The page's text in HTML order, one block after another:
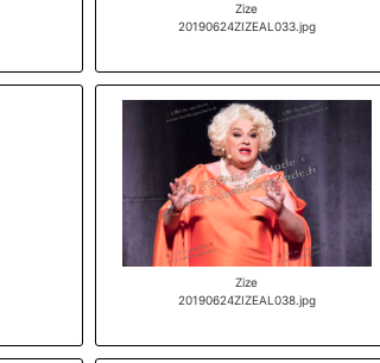
Zize
20190624ZIZEAL033.jpg
Zize
20190624ZIZEAL038.jpg